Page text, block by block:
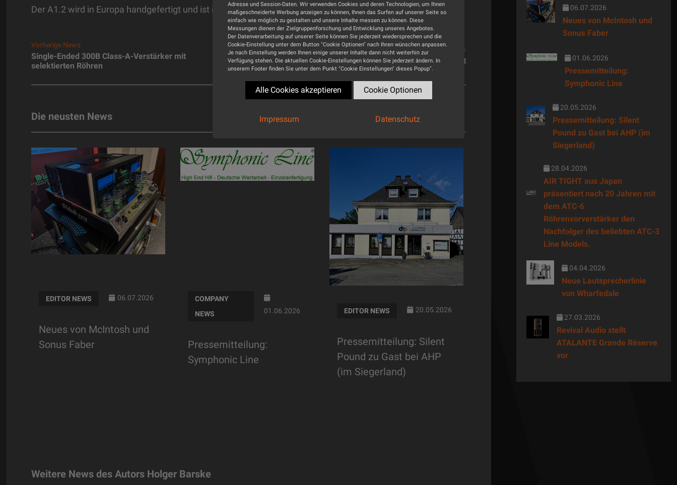
Der A1.2 wird in Europa handgefertigt und ist in Schwarz und Weiß erhältlich.
Vorherige News
Single-Ended 300B Class-A-Verstärker mit
selektierten Röhren
Nächste News
Luxuslicht
Die neusten News
EDITOR NEWS 06.07.2026
Neues von McIntosh und
Sonus Faber
COMPANY
NEWS
01.06.2026
Pressemitteilung:
Symphonic Line
EDITOR NEWS 20.05.2026
Pressemitteilung: Silent
Pound zu Gast bei AHP
(im Siegerland)
28.04.2026
AIR TIGHT aus Japan
präsentiert nach 20
Jahren mit dem ATC-6
bFly-
Weitere News des Autors Holger Barske
06.07.2026
Neues von McIntosh und
Sonus Faber
01.06.2026
Pressemitteilung:
Symphonic Line
20.05.2026
Pressemitteilung: Silent
Pound zu Gast bei AHP (im
Siegerland)
28.04.2026
AIR TIGHT aus Japan
präsentiert nach 20 Jahren mit
dem ATC-6
Röhrenvorverstärker den
Nachfolger des beliebten ATC-3
Line Models.
04.04.2026
Neue Lautsprecherlinie
von Wharfedale
27.03.2026
Revival Audio stellt
ATALANTE Grande Réserve
vor
Adresse und Session-Daten. Wir verwenden Cookies und deren Technologien, um Ihnen
maßgeschneiderte Werbung anzeigen zu können, Ihnen das Surfen auf unserer Seite so
einfach wie möglich zu gestalten und unsere Inhalte messen zu können. Diese
Messungen dienen der Zielgruppenforschung und Entwicklung unseres Angebotes.
Der Datenverarbeitung auf unserer Seite können Sie jederzeit wiedersprechen und die
Cookie-Einstellung unter dem Button "Cookie Optionen" nach Ihren wünschen anpassen.
Je nach Einstellung werden Ihnen einige unserer Inhalte dann nicht weiterhin zur
Verfügung stehen. Die aktuellen Cookie-Einstellungen können Sie jederzeit ändern. In
unserem Footer finden Sie unter dem Punkt "Cookie Einstellungen" dieses Popup".
Alle Cookies akzeptieren Cookie Optionen
Impressum Datenschutz